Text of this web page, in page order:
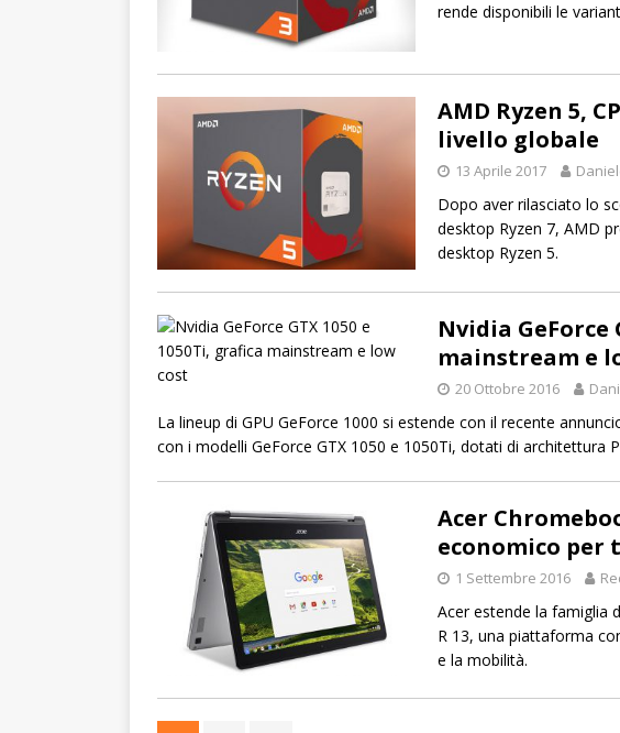
rende disponibili le
AMD Ryzen 5,
livello globale
13 Aprile 2017
Dopo aver rilasciato lo
desktop Ryzen 7, AMD
desktop Ryzen 5.
Nvidia GeForce
mainstream e
20 Ottobre 2016
La lineup di GPU GeForce 1000 si estende con il recente
con i modelli GeForce GTX 1050 e 1050Ti, dotati di architettura
Acer
economico per
1 Settembre 2016
Acer estende la famiglia
R 13, una piattaforma
e la mobilità.